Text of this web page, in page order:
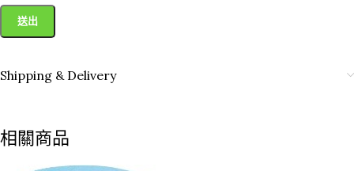
Shipping & Delivery
相關商品